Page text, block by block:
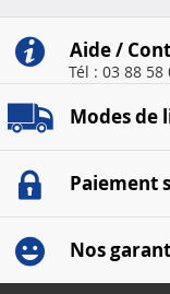
Aide /
Tél : 03 88 58
Modes de
Paiement
Nos